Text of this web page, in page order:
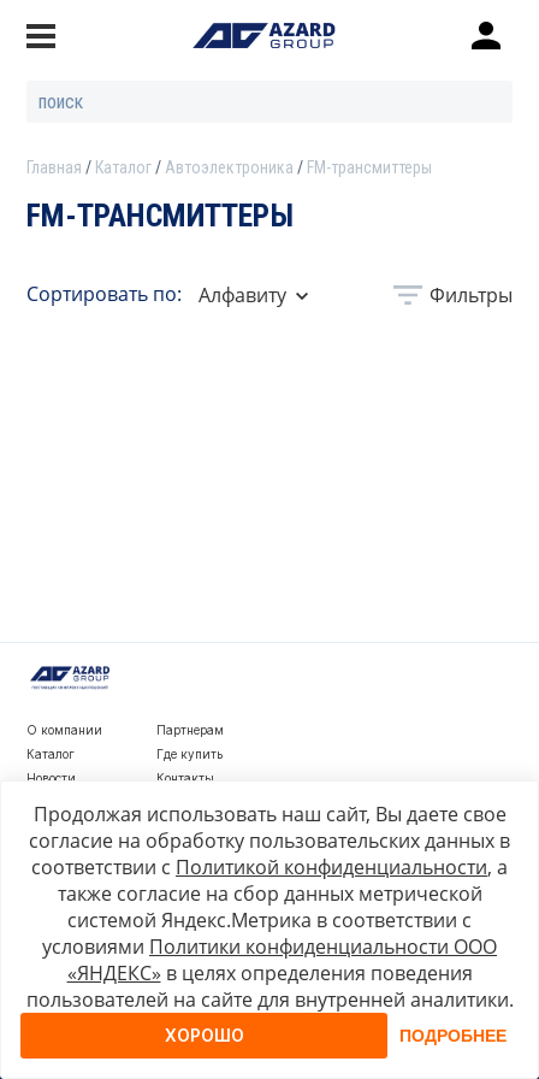
Главная Каталог Автоэлектроника FM-трансмиттеры
FM-ТРАНСМИТТЕРЫ
Сортировать по: Алфавиту Фильтры
О компании
Каталог
Новости
Партнерам
Где купить
Контакты
г. Рязань, ул. Маяковского, д. 1а, стр. 3
+7 4912 77-80-81
info@azard.ru
© 2026, Azard Group
Политика конфиденциальности
Продолжая использовать наш сайт, Вы даете свое
согласие на обработку пользовательских данных в
соответствии с Политикой конфиденциальности, а
также согласие на сбор данных метрической
системой Яндекс.Метрика в соответствии с
условиями Политики конфиденциальности ООО
«ЯНДЕКС» в целях определения поведения
пользователей на сайте для внутренней аналитики.
ХОРОШО ПОДРОБНЕЕ